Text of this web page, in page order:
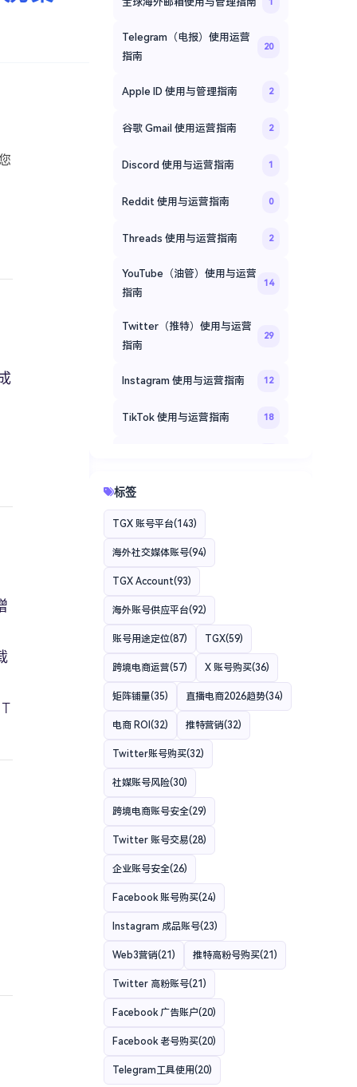
Telegram（电报）使用运营
指南
20
Apple ID 使用与管理指南 2
谷歌 Gmail 使用运营指南 2
Discord 使用与运营指南 1
Reddit 使用与运营指南 0
Threads 使用与运营指南 2
YouTube（油管）使用与运营
指南
14
Twitter（推特）使用与运营
指南
29
Instagram 使用与运营指南 12
TikTok 使用与运营指南 18
TGXaccount 海外账号登录
教程
TGXaccount 平台专题
TGXaccount 账号使用指南
标签
TGX 账号平台(143)
海外社交媒体账号(94)
TGX Account(93)
海外账号供应平台(92)
账号用途定位(87) TGX(59)
跨境电商运营(57) X 账号购买(36)
矩阵铺量(35) 直播电商2026趋势(34)
电商 ROI (32) 推特营销(32)
Twitter账号购买(32)
社媒账号风险(30)
跨境电商账号安全(29)
Twitter 账号交易(28)
企业账号安全(26)
Facebook 账号购买(24)
Instagram 成品账号(23)
Web3营销(21) 推特高粉号购买(21)
Twitter 高粉账号(21)
Facebook 广告账户(20)
Facebook 老号购买(20)
Telegram工具使用(20)